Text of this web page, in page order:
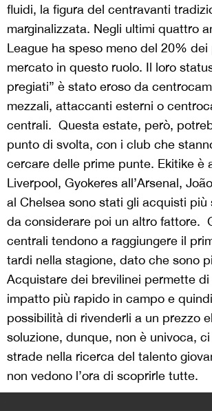
fluidi, la figura del centravanti
marginalizzata. Negli ultimi quattro
League ha speso meno del 20%
mercato in questo ruolo. Il loro
pregiati” è stato eroso da
mezzali, attaccanti esterni o
centrali. Questa estate, però,
punto di svolta, con i club che
cercare delle prime punte. Ekitike è
Liverpool, Gyokeres all’Arsenal,
al Chelsea sono stati gli acquisti più
da considerare poi un altro fattore.
centrali tendono a raggiungere il
tardi nella stagione, dato che sono
Acquistare dei brevilinei permette di
impatto più rapido in campo e
possibilità di rivenderli a un prezzo
soluzione, dunque, non è univoca,
strade nella ricerca del talento
non vedono l’ora di scoprirle tutte.